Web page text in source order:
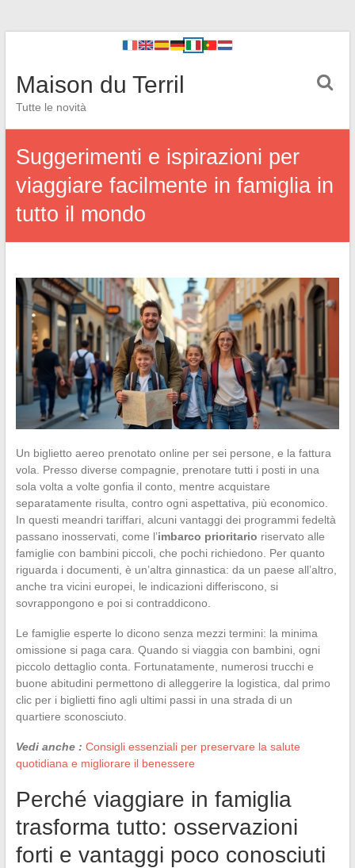
Maison du Terril
Tutte le novità
Suggerimenti e ispirazioni per
viaggiare facilmente in famiglia in
tutto il mondo
Un biglietto aereo prenotato online per sei persone, e la fattura
vola. Presso diverse compagnie, prenotare tutti i posti in una
sola volta a volte gonfia il conto, mentre acquistare
separatamente risulta, contro ogni aspettativa, più economico.
In questi meandri tariffari, alcuni vantaggi dei programmi fedeltà
passano inosservati, come l’imbarco prioritario riservato alle
famiglie con bambini piccoli, che pochi richiedono. Per quanto
riguarda i documenti, è un’altra ginnastica: da un paese all’altro,
anche tra vicini europei, le indicazioni differiscono, si
sovrappongono e poi si contraddicono.
Le famiglie esperte lo dicono senza mezzi termini: la minima
omissione si paga cara. Quando si viaggia con bambini, ogni
piccolo dettaglio conta. Fortunatamente, numerosi trucchi e
buone abitudini permettono di alleggerire la logistica, dal primo
clic per i biglietti fino agli ultimi passi in una strada di un
quartiere sconosciuto.
Vedi anche : Consigli essenziali per preservare la salute
quotidiana e migliorare il benessere
Perché viaggiare in famiglia
trasforma tutto: osservazioni
forti e vantaggi poco conosciuti